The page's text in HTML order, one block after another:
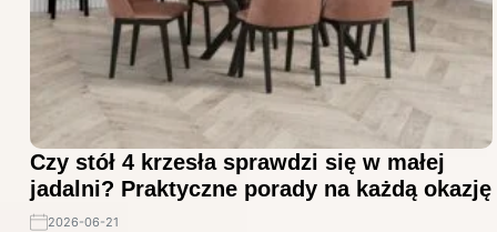
Czy stół 4 krzesła sprawdzi się w małej
jadalni? Praktyczne porady na każdą okazję
2026-06-21